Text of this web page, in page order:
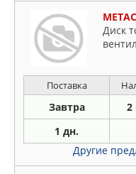
Диск
Поставка
Завтра 2
1 дн.
Другие